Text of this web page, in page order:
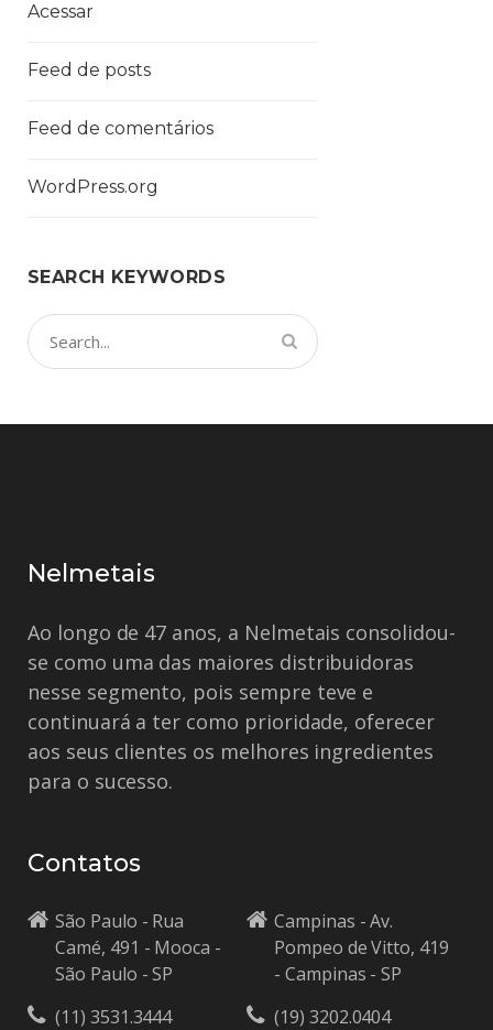
Acessar
Feed de posts
Feed de comentários
WordPress.org
SEARCH KEYWORDS
Nelmetais
Ao longo de 47 anos, a Nelmetais consolidou-
se como uma das maiores distribuidoras
nesse segmento, pois sempre teve e
continuará a ter como prioridade, oferecer
aos seus clientes os melhores ingredientes
para o sucesso.
Contatos
São Paulo - Rua
Camé, 491 - Mooca -
São Paulo - SP
(11) 3531.3444
Campinas - Av.
Pompeo de Vitto, 419
- Campinas - SP
(19) 3202.0404